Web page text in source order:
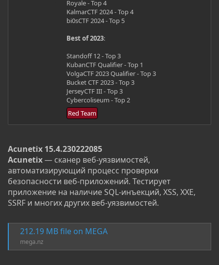
Royale - Top 4
KalmarCTF 2024 - Top 4
bi0sCTF 2024 - Top 5
Best of 2023:
Standoff 12 - Top 3
KubanCTF Qualifier - Top 1
VolgaCTF 2023 Qualifier - Top 3
Bucket CTF 2023 - Top 3
JerseyCTF III - Top 3
Cybercoliseum - Top 2
Red Team
Acunetix 15.4.230222085
Acunetix— сканер веб-уязвимостей,
автоматизирующий процесс проверки
безопасности веб-приложений. Тестирует
приложение на наличие SQL-инъекций, XSS, XXE,
SSRF и многих других веб-уязвимостей.
212.19 MB file on MEGA
mega.nz